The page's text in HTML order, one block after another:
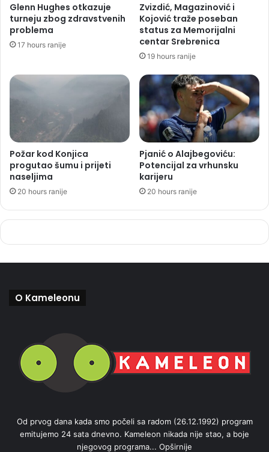
Glenn Hughes otkazuje
turneju zbog zdravstvenih
problema
17 hours ranije
Zvizdić, Magazinović i
Kojović traže poseban
status za Memorijalni
centar Srebrenica
19 hours ranije
Požar kod Konjica
progutao šumu i prijeti
naseljima
20 hours ranije
Pjanić o Alajbegoviću:
Potencijal za vrhunsku
karijeru
20 hours ranije
O Kameleonu
Od prvog dana kada smo počeli sa radom (26.12.1992) program
emitujemo 24 sata dnevno. Kameleon nikada nije stao, a boje
njegovog programa... Opširnije